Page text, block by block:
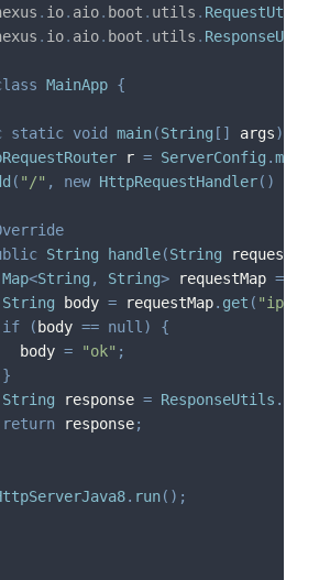
. io. aio. boot . utils . RequestUtils
. io. aio. boot . utils . ResponseUtils
MainApp {
static void main(String [ ] args)
r = ServerConfig .me
( "/" , new HttpRequestHandler( )
String handle(String request
Map<String , String> requestMap =
String body = requestMap. get ( "ip"
if
( body == null )
{
body
= "ok" ;
}
String response = ResponseUtils .
return response;
. run( ) ;